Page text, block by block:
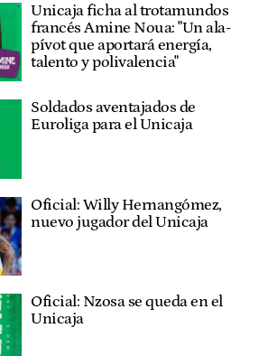
Unicaja ficha al trotamundos
francés Amine Noua: "Un ala-
pívot que aportará energía,
talento y polivalencia"
Soldados aventajados de
Euroliga para el Unicaja
Oficial: Willy Hernangómez,
nuevo jugador del Unicaja
Oficial: Nzosa se queda en el
Unicaja